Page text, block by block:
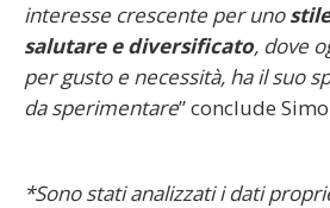
interesse crescente per uno
salutare e diversificato, dove
per gusto e necessità, ha il suo
da sperimentare” conclude
*Sono stati analizzati i dati